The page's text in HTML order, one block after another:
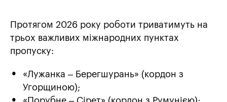
Протягом 2026 року роботи триватимуть на
трьох важливих міжнародних пунктах
пропуску:
«Лужанка – Берегшурань» (кордон з
Угорщиною);